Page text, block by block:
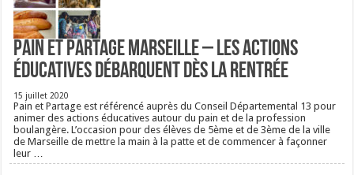
Pain et Partage Marseille – Les actions
éducatives débarquent dès la rentrée
15 juillet 2020
Pain et Partage est référencé auprès du Conseil Départemental 13 pour
animer des actions éducatives autour du pain et de la profession
boulangère. L’occasion pour des élèves de 5ème et de 3ème de la ville
de Marseille de mettre la main à la patte et de commencer à façonner
leur …